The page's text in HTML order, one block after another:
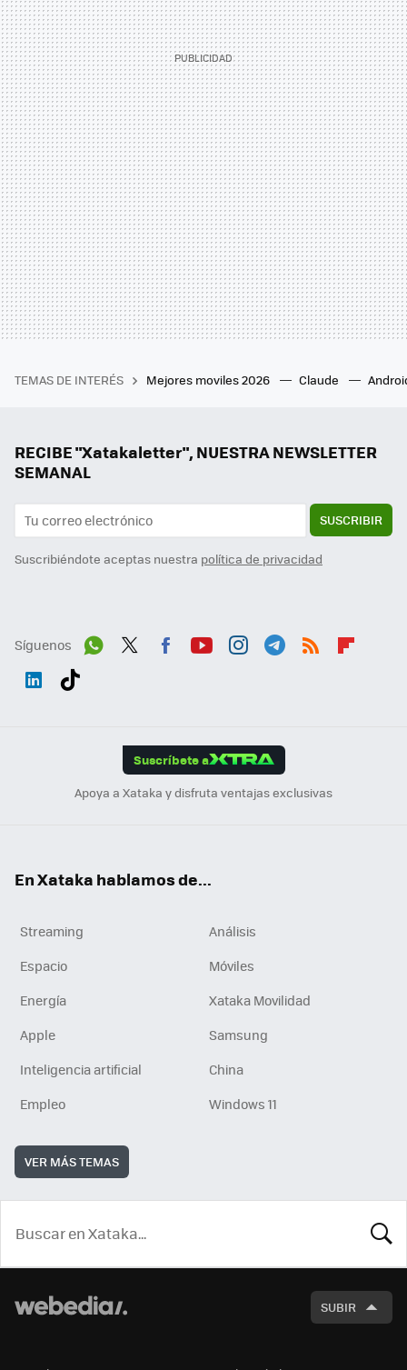
TEMAS DE INTERÉS Mejores moviles 2026 Claude
RECIBE "Xatakaletter", NUESTRA NEWSLETTER
SEMANAL
SUSCRIBIR
Suscribiéndote aceptas nuestra política de privacidad
Síguenos
Suscríbete a
Apoya a Xataka y disfruta ventajas exclusivas
En Xataka hablamos de...
Streaming
Análisis
Espacio
Móviles
Energía
Xataka Movilidad
Apple
Samsung
Inteligencia artificial
China
Empleo
Windows 11
VER MÁS TEMAS
SUBIR